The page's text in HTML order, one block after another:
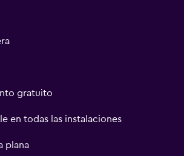
gratuito
en todas las instalaciones
plana